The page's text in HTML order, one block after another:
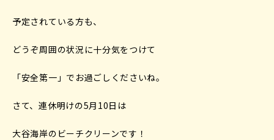
予定されている方も、
どうぞ周囲の状況に十分気をつけて
「安全第一」でお過ごしくださいね。
さて、連休明けの5月10日は
大谷海岸のビーチクリーンです！